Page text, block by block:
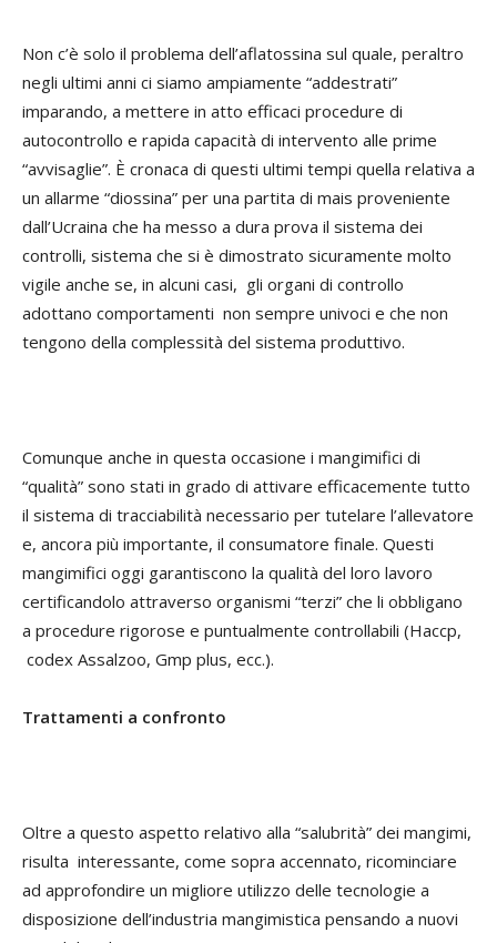
Non c’è solo il problema dell’aflatossina sul quale, peraltro
negli ultimi anni ci siamo ampiamente “addestrati”
imparando, a mettere in atto efficaci procedure di
autocontrollo e rapida capacità di intervento alle prime
“avvisaglie”. È cronaca di questi ultimi tempi quella relativa a
un allarme “diossina” per una partita di mais proveniente
dall’Ucraina che ha messo a dura prova il sistema dei
controlli, sistema che si è dimostrato sicuramente molto
vigile anche se, in alcuni casi, gli organi di controllo
adottano comportamenti non sempre univoci e che non
tengono della complessità del sistema produttivo.
Comunque anche in questa occasione i mangimifici di
“qualità” sono stati in grado di attivare efficacemente tutto
il sistema di tracciabilità necessario per tutelare l’allevatore
e, ancora più importante, il consumatore finale. Questi
mangimifici oggi garantiscono la qualità del loro lavoro
certificandolo attraverso organismi “terzi” che li obbligano
a procedure rigorose e puntualmente controllabili (Haccp,
codex Assalzoo, Gmp plus, ecc.).
Trattamenti a confronto
Oltre a questo aspetto relativo alla “salubrità” dei mangimi,
risulta interessante, come sopra accennato, ricominciare
ad approfondire un migliore utilizzo delle tecnologie a
disposizione dell’industria mangimistica pensando a nuovi